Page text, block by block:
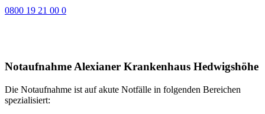
0800 19 21 00 0
Notaufnahme Alexianer Krankenhaus Hedwigshöhe
Die Notaufnahme ist auf akute Notfälle in folgenden Bereichen
spezialisiert: